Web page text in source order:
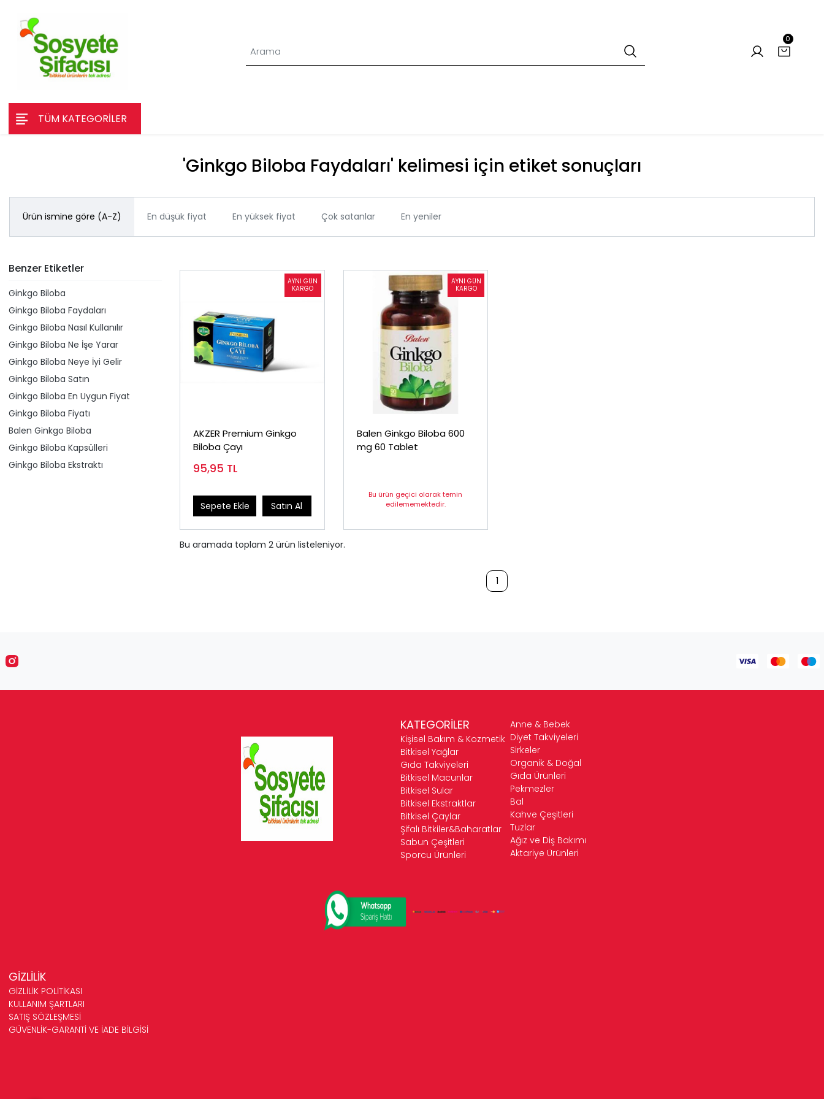
0
TÜM KATEGORİLER
'Ginkgo Biloba Faydaları' kelimesi için etiket sonuçları
Ürün ismine göre (A-Z) En düşük fiyat En yüksek fiyat Çok satanlar En yeniler
Benzer Etiketler
Ginkgo Biloba
Ginkgo Biloba Faydaları
Ginkgo Biloba Nasıl Kullanılır
Ginkgo Biloba Ne İşe Yarar
Ginkgo Biloba Neye İyi Gelir
Ginkgo Biloba Satın
Ginkgo Biloba En Uygun Fiyat
Ginkgo Biloba Fiyatı
Balen Ginkgo Biloba
Ginkgo Biloba Kapsülleri
Ginkgo Biloba Ekstraktı
AKZER Premium Ginkgo
Biloba Çayı
95,95 TL
Sepete Ekle Satın Al
Balen Ginkgo Biloba 600
mg 60 Tablet
Bu ürün geçici olarak temin
edilememektedir.
Bu aramada toplam 2 ürün listeleniyor.
1
KATEGORİLER
Kişisel Bakım & Kozmetik
Bitkisel Yağlar
Gıda Takviyeleri
Bitkisel Macunlar
Bitkisel Sular
Bitkisel Ekstraktlar
Bitkisel Çaylar
Şifalı Bitkiler&Baharatlar
Sabun Çeşitleri
Sporcu Ürünleri
Anne & Bebek
Diyet Takviyeleri
Sirkeler
Organik & Doğal
Gıda Ürünleri
Pekmezler
Bal
Kahve Çeşitleri
Tuzlar
Ağız ve Diş Bakımı
Aktariye Ürünleri
GİZLİLİK
GİZLİLİK POLİTİKASI
KULLANIM ŞARTLARI
SATIŞ SÖZLEŞMESİ
GÜVENLİK-GARANTİ VE İADE BİLGİSİ